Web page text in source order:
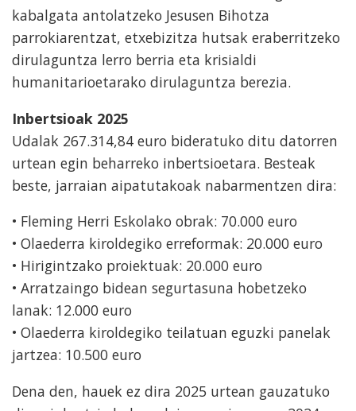
kabalgata antolatzeko Jesusen Bihotza
parrokiarentzat, etxebizitza hutsak eraberritzeko
dirulaguntza lerro berria eta krisialdi
humanitarioetarako dirulaguntza berezia.
Inbertsioak 2025
Udalak 267.314,84 euro bideratuko ditu datorren
urtean egin beharreko inbertsioetara. Besteak
beste, jarraian aipatutakoak nabarmentzen dira:
• Fleming Herri Eskolako obrak: 70.000 euro
• Olaederra kiroldegiko erreformak: 20.000 euro
• Hirigintzako proiektuak: 20.000 euro
• Arratzaingo bidean segurtasuna hobetzeko
lanak: 12.000 euro
• Olaederra kiroldegiko teilatuan eguzki panelak
jartzea: 10.500 euro
Dena den, hauek ez dira 2025 urtean gauzatuko